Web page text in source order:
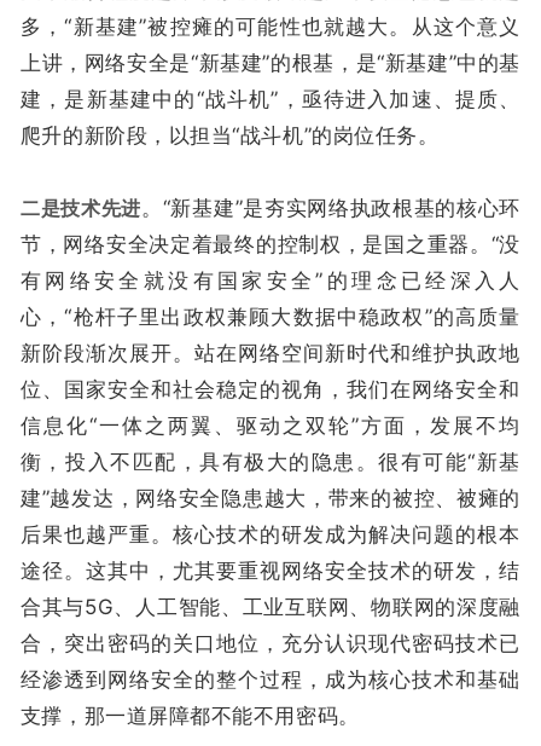
多，“新基建”被控瘫的可能性也就越大。从这个意义
上讲，网络安全是“新基建”的根基，是“新基建”中的基
建，是新基建中的“战斗机”，亟待进入加速、提质、
爬升的新阶段，以担当“战斗机”的岗位任务。
二是技术先进。“新基建”是夯实网络执政根基的核心环
节，网络安全决定着最终的控制权，是国之重器。“没
有网络安全就没有国家安全”的理念已经深入人
心，“枪杆子里出政权兼顾大数据中稳政权”的高质量
新阶段渐次展开。站在网络空间新时代和维护执政地
位、国家安全和社会稳定的视角，我们在网络安全和
信息化“一体之两翼、驱动之双轮”方面，发展不均
衡，投入不匹配，具有极大的隐患。很有可能“新基
建”越发达，网络安全隐患越大，带来的被控、被瘫的
后果也越严重。核心技术的研发成为解决问题的根本
途径。这其中，尤其要重视网络安全技术的研发，结
合其与5G、人工智能、工业互联网、物联网的深度融
合，突出密码的关口地位，充分认识现代密码技术已
经渗透到网络安全的整个过程，成为核心技术和基础
支撑，那一道屏障都不能不用密码。